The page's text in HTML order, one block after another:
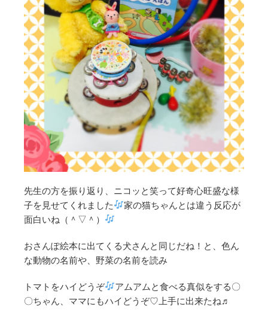
先生の方を振り返り、ニコッと笑って好奇心旺盛な様
子を見せてくれました
家の猫ちゃんとは違う反応が
面白いね（＾▽＾）
おさんぽ絵本に出てくる犬さんと同じだね！と、色ん
な動物の名前や、野菜の名前を読み
トマトをハイどうぞ
アムアムと食べる真似をする〇
〇ちゃん、ママにもハイどうぞ♡上手に出来たね♬